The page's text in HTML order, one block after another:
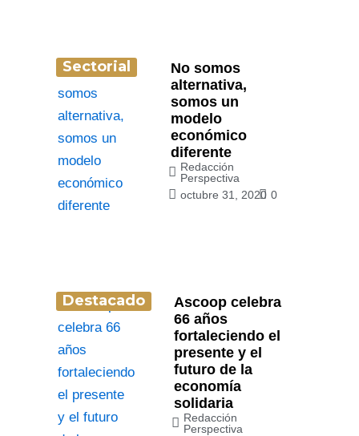
Sectorial
No somos
alternativa,
somos un
modelo
económico
diferente
Redacción
Perspectiva
octubre 31, 2020 0
Destacado
Ascoop celebra
66 años
fortaleciendo el
presente y el
futuro de la
economía
solidaria
Redacción
Perspectiva